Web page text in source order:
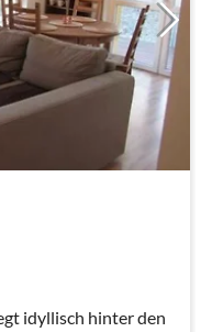
idyllisch hinter den